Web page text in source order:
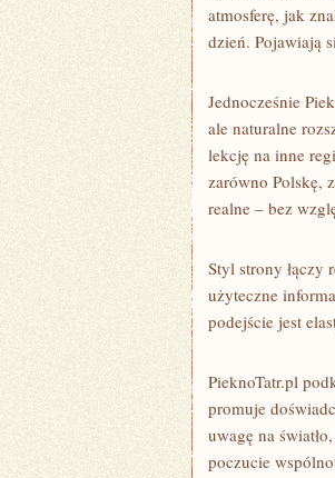
atmosferę, jak
dzień. Pojawiają
Jednocześnie
ale naturalne
lekcję na inne
zarówno Polskę,
realne – bez
Styl strony łączy
użyteczne
podejście jest
PieknoTatr.pl
promuje
uwagę na
poczucie